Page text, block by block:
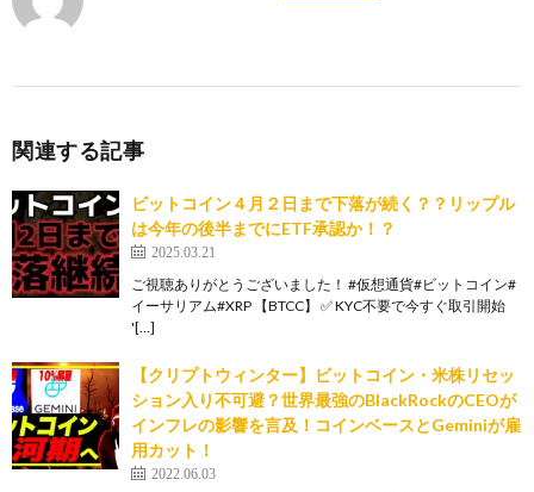
関連する記事
ビットコイン４月２日まで下落が続く？？リップル
は今年の後半までにETF承認か！？
2025.03.21
ご視聴ありがとうございました！ #仮想通貨#ビットコイン#
イーサリアム#XRP 【BTCC】 ✅ KYC不要で今すぐ取引開始
'[…]
【クリプトウィンター】ビットコイン・米株リセッ
ション入り不可避？世界最強のBlackRockのCEOが
インフレの影響を言及！コインベースとGeminiが雇
用カット！
2022.06.03